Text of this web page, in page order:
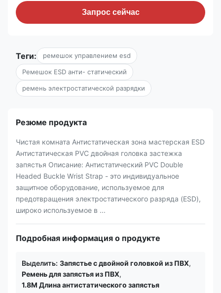
Запрос сейчас
Теги: ремешок управлением esd
Ремешок ESD анти- статический
ремень электростатической разрядки
Резюме продукта
Чистая комната Антистатическая зона мастерская ESD
Антистатическая PVC двойная головка застежка
запястья Описание: Антистатический PVC Double
Headed Buckle Wrist Strap - это индивидуальное
защитное оборудование, используемое для
предотвращения электростатического разряда (ESD),
широко используемое в ...
Подробная информация о продукте
Выделить: Запястье с двойной головкой из ПВХ,
Ремень для запястья из ПВХ,
1.8M Длина антистатического запястья